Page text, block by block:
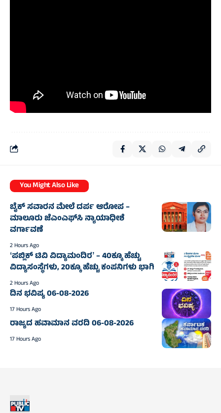
You Might Also Like
ಬೈಕ್ ಸವಾರನ ಮೇಲೆ ದರ್ಪ ಆರೋಪ –
ಮಾಲೂರು ಜೆಎಂಎಫ್‌ಸಿ ನ್ಯಾಯಾಧೀಶೆ
ವರ್ಗಾವಣೆ
2 Hours Ago
ʻಪಬ್ಲಿಕ್‌ ಟಿವಿ ವಿದ್ಯಾಮಂದಿರʼ – 40ಕ್ಕೂ ಹೆಚ್ಚು
ವಿದ್ಯಾಸಂಸ್ಥೆಗಳು, 20ಕ್ಕೂ ಹೆಚ್ಚು ಕಂಪನಿಗಳು ಭಾಗಿ
2 Hours Ago
ದಿನ ಭವಿಷ್ಯ 06-08-2026
17 Hours Ago
ರಾಜ್ಯದ ಹವಾಮಾನ ವರದಿ 06-08-2026
17 Hours Ago